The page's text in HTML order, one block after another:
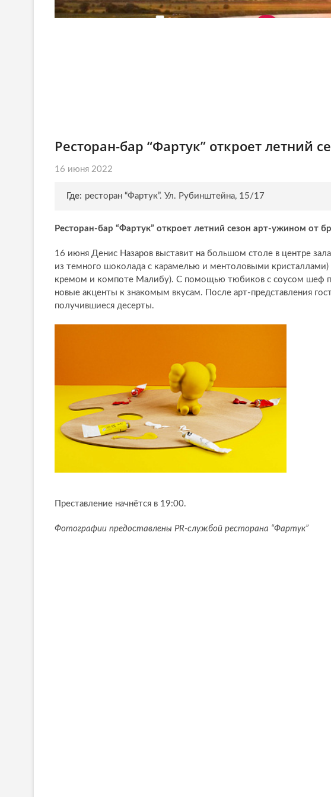
Ресторан-бар “Фартук” откроет летний
16 июня 2022
Где: ресторан “Фартук”. Ул. Рубинштейна, 15/17
Ресторан-бар “Фартук” откроет летний сезон арт-ужином от
16 июня Денис Назаров выставит на большом столе в центре
из темного шоколада с карамелью и ментоловыми
кремом и компоте Малибу). С помощью тюбиков с соусом шеф
новые акценты к знакомым вкусам. После арт-представления
получившиеся десерты.
Преставление начнётся в 19:00.
Фотографии предоставлены PR-службой ресторана “Фартук”